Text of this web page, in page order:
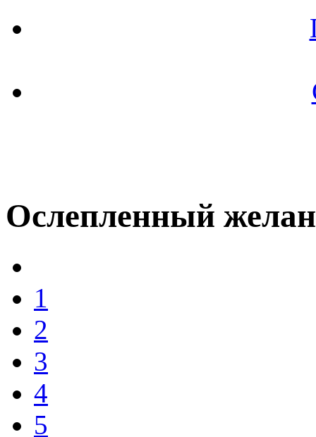
Ослепленный
1
2
3
4
5